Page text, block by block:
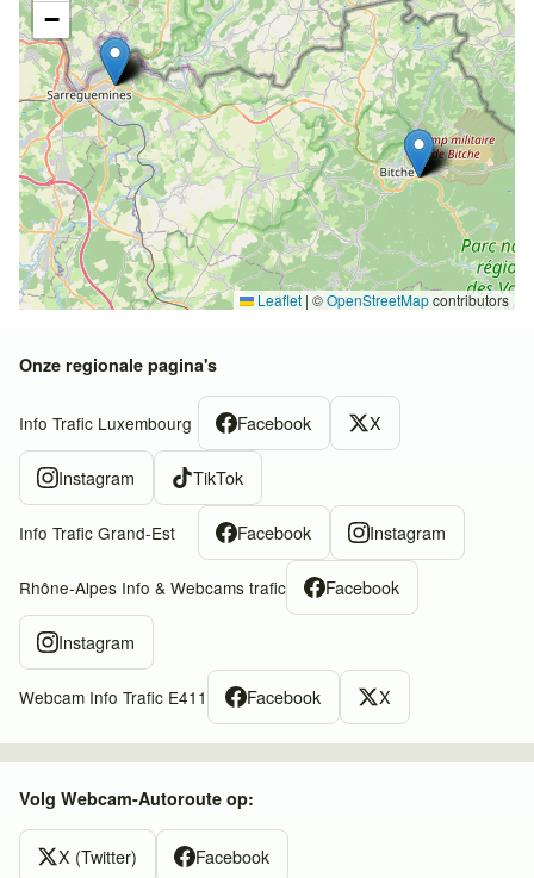
−
Leaflet | ©OpenStreetMapcontributors
Onze regionale pagina's
Info Trafic Luxembourg Facebook X
Instagram TikTok
Info Trafic Grand-Est Facebook Instagram
Rhône-Alpes Info & Webcams trafic Facebook
Instagram
Webcam Info Trafic E411 Facebook X
Volg Webcam-Autoroute op:
X (Twitter) Facebook